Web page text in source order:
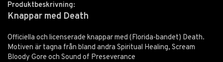
Produktbeskrivning:
Knappar med Death
Officiella och licenserade knappar med (Florida-bandet) Death.
Motiven är tagna från bland andra Spiritual Healing, Scream
Bloody Gore och Sound of Preseverance